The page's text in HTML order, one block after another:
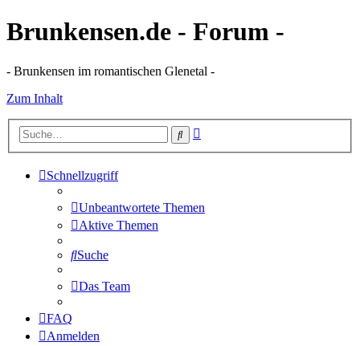
Brunkensen.de - Forum -
- Brunkensen im romantischen Glenetal -
Zum Inhalt
Suche
Schnellzugriff
Unbeantwortete Themen
Aktive Themen
Suche
Das Team
FAQ
Anmelden